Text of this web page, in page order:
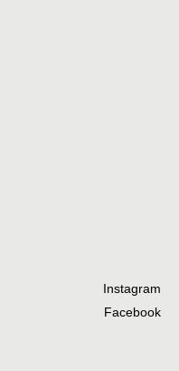
Instagram
Facebook